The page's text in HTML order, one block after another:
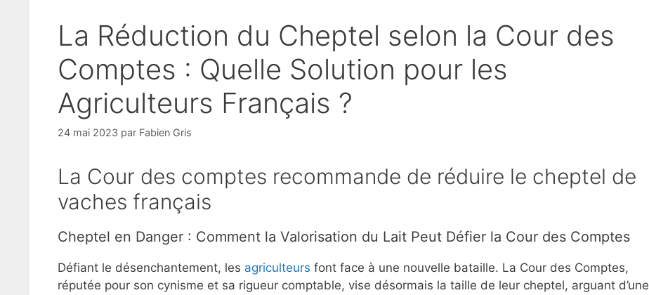
La Réduction du Cheptel selon la Cour des
Comptes : Quelle Solution pour les
Agriculteurs Français ?
24 mai 2023 par Fabien Gris
La Cour des comptes recommande de réduire le cheptel de
vaches français
Cheptel en Danger : Comment la Valorisation du Lait Peut Défier la Cour des Comptes
Défiant le désenchantement, les agriculteurs font face à une nouvelle bataille. La Cour des Comptes,
réputée pour son cynisme et sa rigueur comptable, vise désormais la taille de leur cheptel, arguant d’une